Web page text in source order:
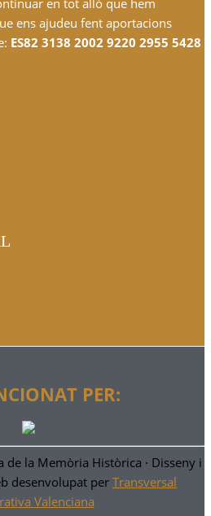
ens ajudeu fent aportacions
ES82 3138 2002 9220 2955 5428
PER:
de la Memòria Històrica · Disseny i
desenvolupat per Transversal
Valenciana